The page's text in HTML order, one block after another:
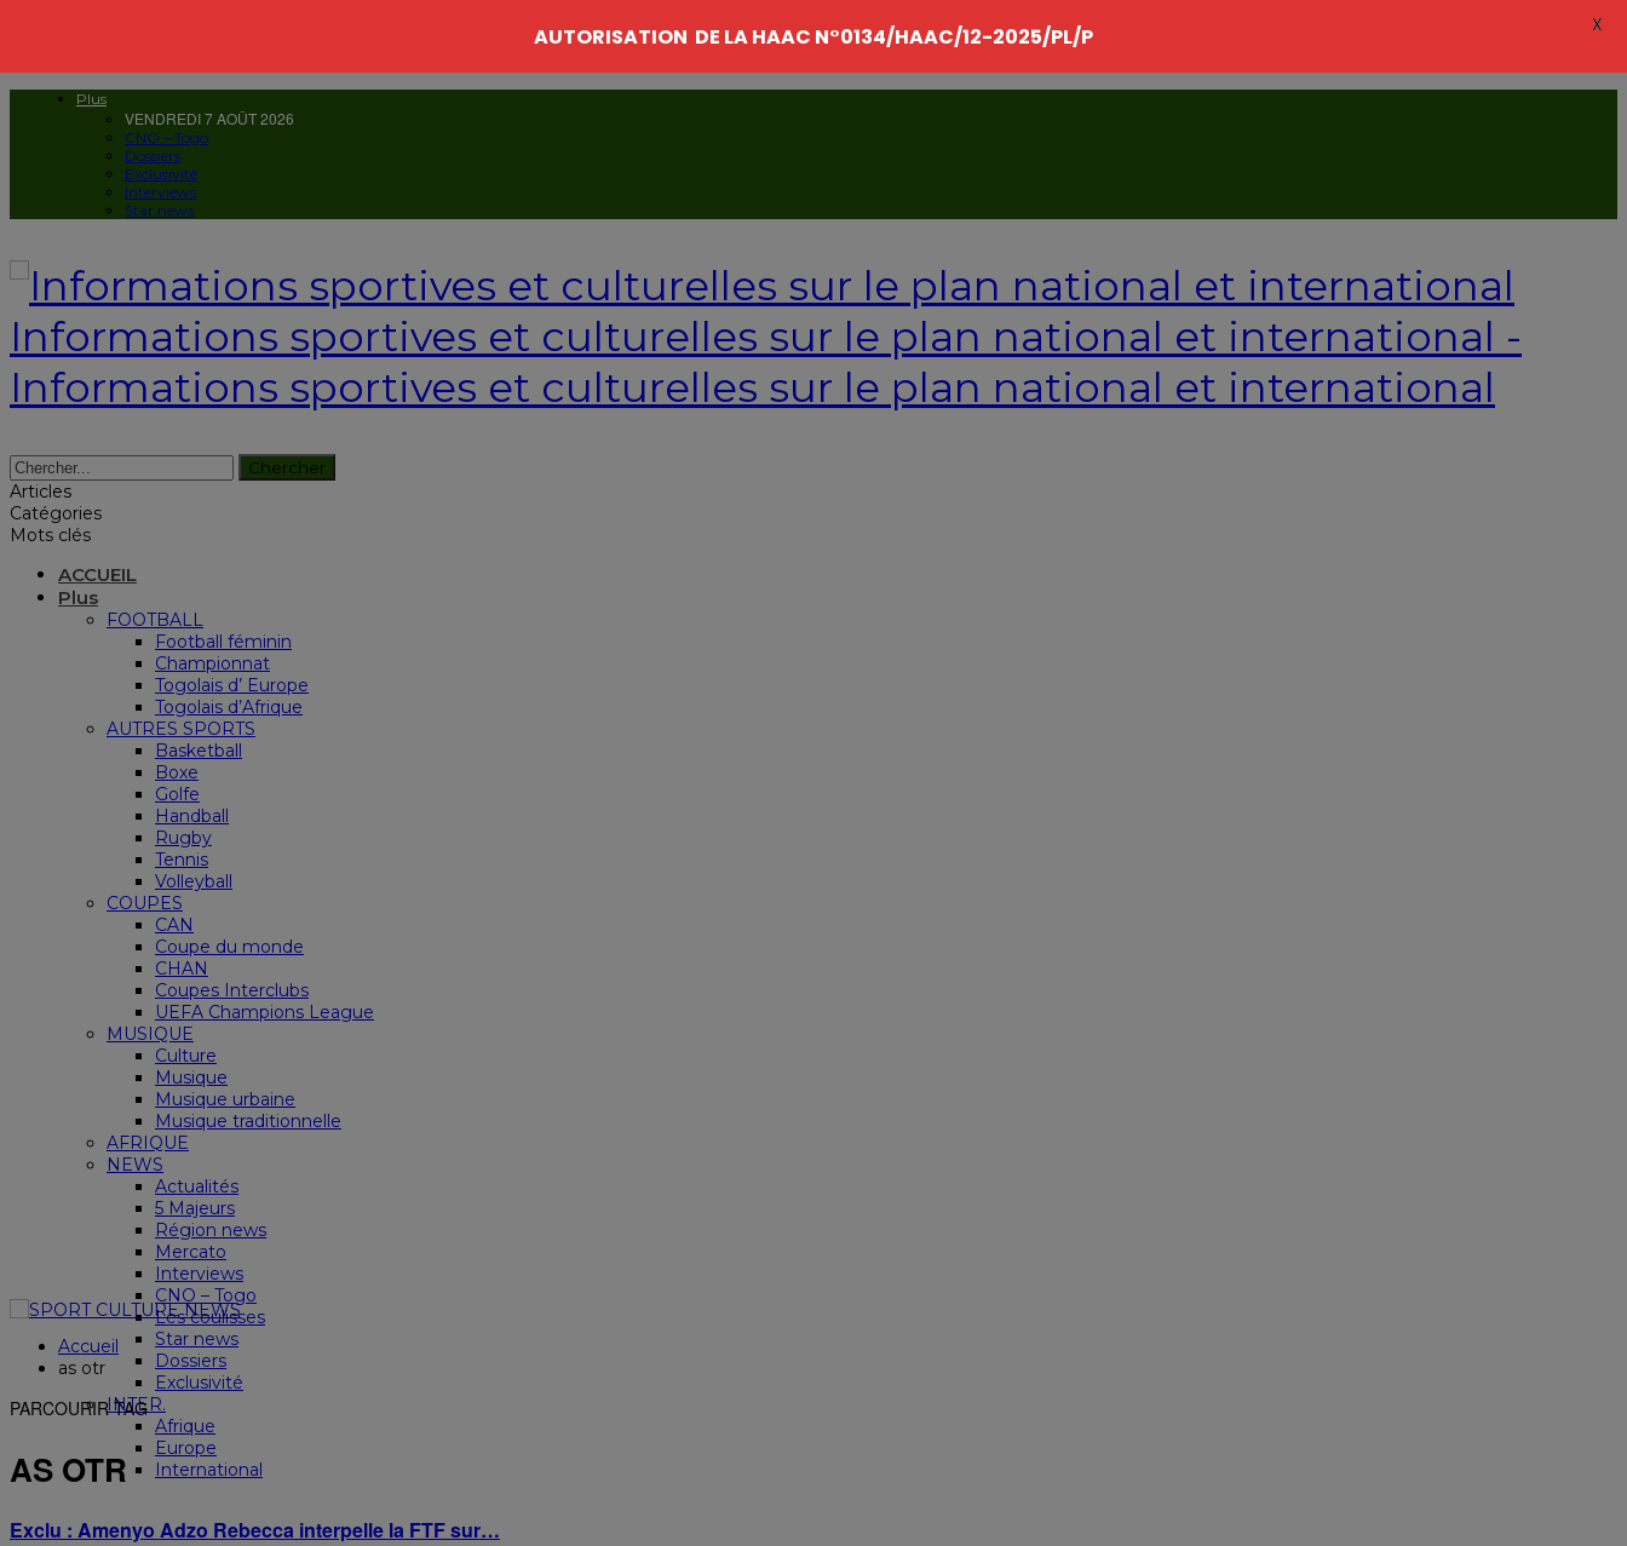
Plus
VENDREDI 7 AOÛT 2026
CNO – Togo
Dossiers
Exclusivité
Interviews
Star news
Informations sportives et culturelles sur le plan national et international -
Informations sportives et culturelles sur le plan national et international
Articles
Catégories
Mots clés
ACCUEIL
Plus
FOOTBALL
Football féminin
Championnat
Togolais d’ Europe
Togolais d’Afrique
AUTRES SPORTS
Basketball
Boxe
Golfe
Handball
Rugby
Tennis
Volleyball
COUPES
CAN
Coupe du monde
CHAN
Coupes Interclubs
UEFA Champions League
MUSIQUE
Culture
Musique
Musique urbaine
Musique traditionnelle
AFRIQUE
NEWS
Actualités
5 Majeurs
Région news
Mercato
Interviews
CNO – Togo
Les coulisses
Star news
Dossiers
Exclusivité
INTER.
Afrique
Europe
International
Accueil
as otr
PARCOURIR TAG
AS OTR
Exclu : Amenyo Adzo Rebecca interpelle la FTF sur…
AUTORISATION DE LA HAAC N°0134/HAAC/12-2025/PL/P X